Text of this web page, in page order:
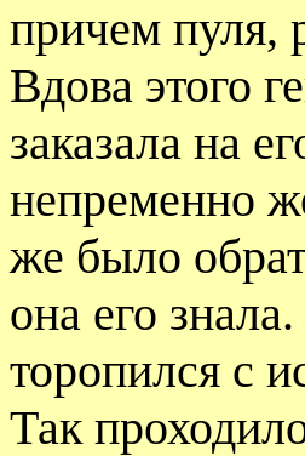
причем пуля,
Вдова этого
заказала на
непременно
же было
она его
торопился с
Так